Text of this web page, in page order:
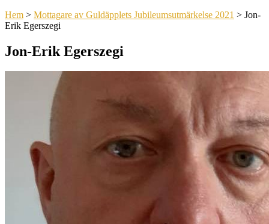
Hem > Mottagare av Guldäpplets Jubileumsutmärkelse 2021 > Jon-
Erik Egerszegi
Jon-Erik Egerszegi